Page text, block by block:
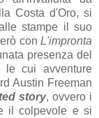
Costa d'Oro, si
stampe il suo
con L'impronta
presenza del
le cui avventure
Austin Freeman
story, ovvero i
il colpevole e si